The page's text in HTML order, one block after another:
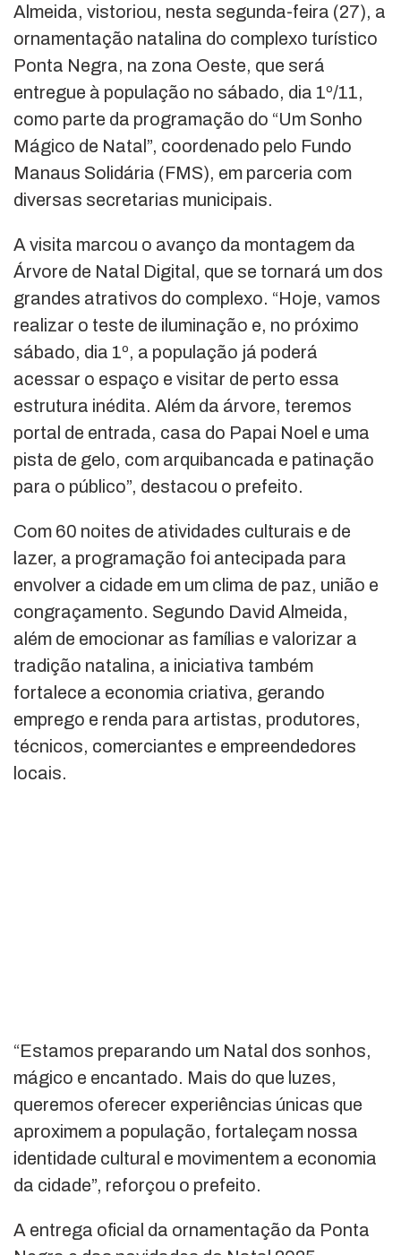
Almeida, vistoriou, nesta segunda-feira (27), a
ornamentação natalina do complexo turístico
Ponta Negra, na zona Oeste, que será
entregue à população no sábado, dia 1º/11,
como parte da programação do “Um Sonho
Mágico de Natal”, coordenado pelo Fundo
Manaus Solidária (FMS), em parceria com
diversas secretarias municipais.
A visita marcou o avanço da montagem da
Árvore de Natal Digital, que se tornará um dos
grandes atrativos do complexo. “Hoje, vamos
realizar o teste de iluminação e, no próximo
sábado, dia 1º, a população já poderá
acessar o espaço e visitar de perto essa
estrutura inédita. Além da árvore, teremos
portal de entrada, casa do Papai Noel e uma
pista de gelo, com arquibancada e patinação
para o público”, destacou o prefeito.
Com 60 noites de atividades culturais e de
lazer, a programação foi antecipada para
envolver a cidade em um clima de paz, união e
congraçamento. Segundo David Almeida,
além de emocionar as famílias e valorizar a
tradição natalina, a iniciativa também
fortalece a economia criativa, gerando
emprego e renda para artistas, produtores,
técnicos, comerciantes e empreendedores
locais.
“Estamos preparando um Natal dos sonhos,
mágico e encantado. Mais do que luzes,
queremos oferecer experiências únicas que
aproximem a população, fortaleçam nossa
identidade cultural e movimentem a economia
da cidade”, reforçou o prefeito.
A entrega oficial da ornamentação da Ponta